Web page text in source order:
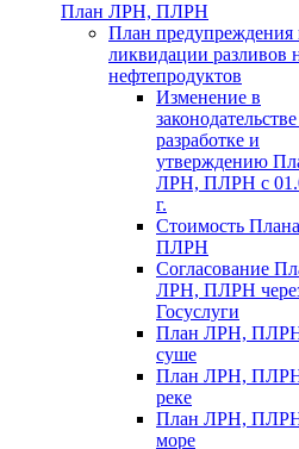
План ЛРН, ПЛРН
План предупреждения
ликвидации разливов
нефтепродуктов
Изменение в
разработке и
утверждению
ЛРН, ПЛРН с
г.
Стоимость
ПЛРН
Согласование
ЛРН, ПЛРН
Госуслуги
План ЛРН,
суше
План ЛРН,
реке
План ЛРН,
море